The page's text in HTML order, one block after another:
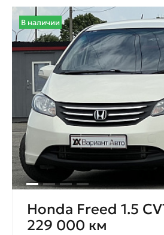
В наличии
Honda Freed 1.5
229 000 км